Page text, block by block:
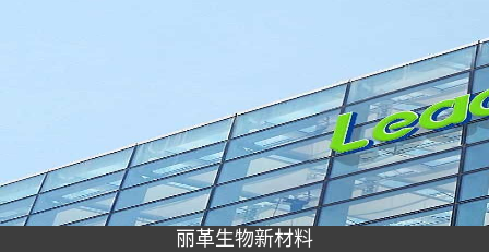
丽革生物新材料